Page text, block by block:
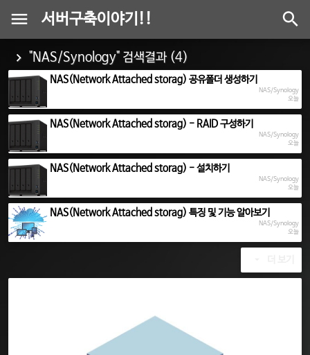
서버구축이야기!!
"NAS/Synology" 검색결과 (4)
NAS(Network Attached storag) 공유폴더 생성하기
NAS/Synology
오늘
NAS(Network Attached storag) - RAID 구성하기
NAS/Synology
오늘
NAS(Network Attached storag) - 설치하기
NAS/Synology
오늘
NAS(Network Attached storag) 특징 및 기능 알아보기
NAS/Synology
오늘